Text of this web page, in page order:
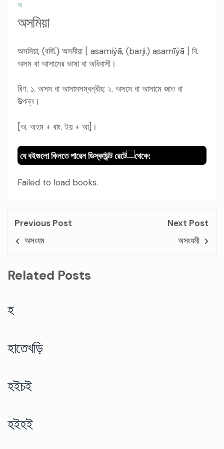
অ
অসমিয়া
অসমিয়া, (বর্জি.) অসমীয়া [ asamiỷā, (barji.) asamīỷā ] বি.
অসম বা আসামের ভাষা বা অধিবাসী।
বিণ. ১. অসম বা আসামসম্বন্ধীয়; ২. অসমে বা আসামে জাত বা
উত্পন্ন।
[অ. অহম + বাং. ইয় + আ]।
যে বইগুলো কিনতে পারেন ডিস্কাউন্ট রেটে থেকে:
Failed to load books.
Previous Post
অসংযম
Next Post
অসংযমী
Related Posts
হ
হাতেখড়ি
হইচই
হইহই